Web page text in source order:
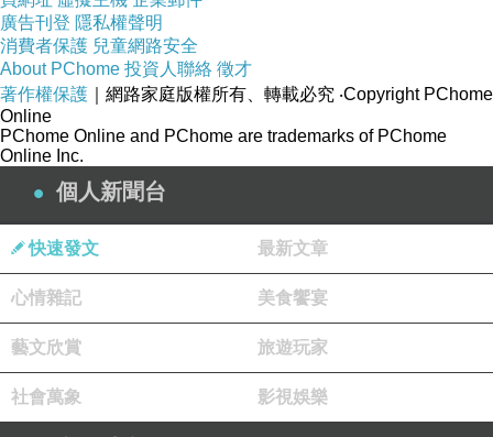
二呆
2007-12-06 04:15:40
二呆看著這未來的學校
有著兩片鋼板雷射切割的蝴蝶圖樣
二呆看著TV上報導中正紀念堂
要去拆大中至正的字樣
人們要對未來的人如何解釋呢?
是不是說
是不是說
自己沒有定論
版主回應
好像是這樣沒錯。
廣告刊登 隱私權聲明
消費者保護 兒童網路安全
About PChome 投資人聯絡 徵才
著作權保護 ｜網路家庭版權所有、轉載必究 ‧Copyright PChome
Online
PChome Online and PChome are trademarks of PChome
Online Inc.
個人新聞台
快速發文 最新文章
心情雜記 美食饗宴
藝文欣賞 旅遊玩家
社會萬象 影視娛樂